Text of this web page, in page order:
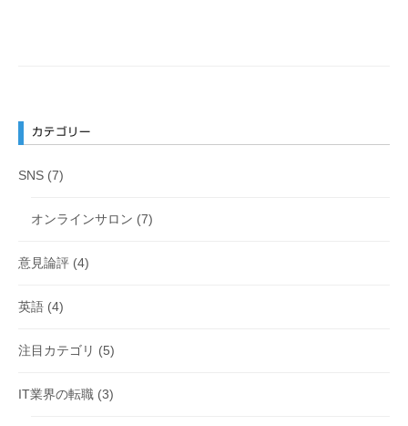
カテゴリー
SNS (7)
オンラインサロン (7)
意見論評 (4)
英語 (4)
注目カテゴリ (5)
IT業界の転職 (3)